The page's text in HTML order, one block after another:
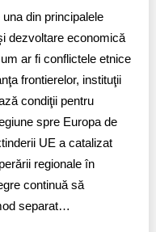
din principalele
dezvoltare economică
ar fi conflictele etnice
frontierelor, instituţii
condiţii pentru
spre Europa de
UE a catalizat
regionale în
continuă să
separat…